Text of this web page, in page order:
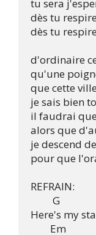
tu sera
dès tu
dès tu
d'ordinaire
qu'une
que cette
je sais bien
il faudrai
alors que
je descend
pour que
REFRAIN:
         G
Here's my